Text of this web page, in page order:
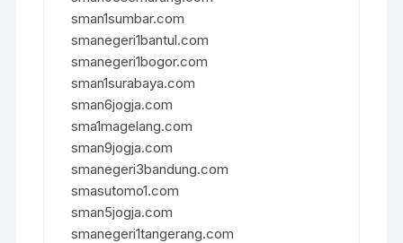
sman1sumbar.com
smanegeri1bantul.com
smanegeri1bogor.com
sman1surabaya.com
sman6jogja.com
sma1magelang.com
sman9jogja.com
smanegeri3bandung.com
smasutomo1.com
sman5jogja.com
smanegeri1tangerang.com